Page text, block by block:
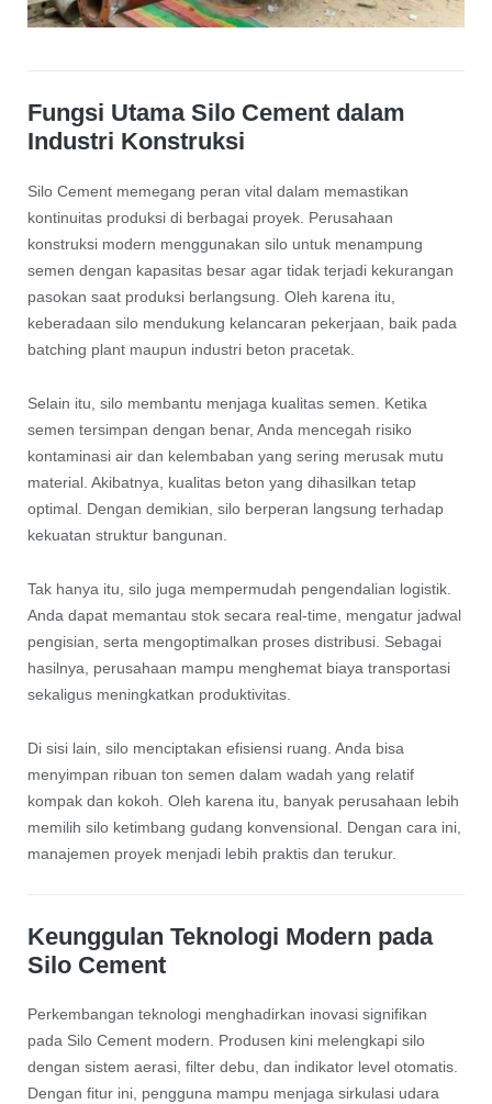
Fungsi Utama Silo Cement dalam
Industri Konstruksi
Silo Cement memegang peran vital dalam memastikan
kontinuitas produksi di berbagai proyek. Perusahaan
konstruksi modern menggunakan silo untuk menampung
semen dengan kapasitas besar agar tidak terjadi kekurangan
pasokan saat produksi berlangsung. Oleh karena itu,
keberadaan silo mendukung kelancaran pekerjaan, baik pada
batching plant maupun industri beton pracetak.
Selain itu, silo membantu menjaga kualitas semen. Ketika
semen tersimpan dengan benar, Anda mencegah risiko
kontaminasi air dan kelembaban yang sering merusak mutu
material. Akibatnya, kualitas beton yang dihasilkan tetap
optimal. Dengan demikian, silo berperan langsung terhadap
kekuatan struktur bangunan.
Tak hanya itu, silo juga mempermudah pengendalian logistik.
Anda dapat memantau stok secara real-time, mengatur jadwal
pengisian, serta mengoptimalkan proses distribusi. Sebagai
hasilnya, perusahaan mampu menghemat biaya transportasi
sekaligus meningkatkan produktivitas.
Di sisi lain, silo menciptakan efisiensi ruang. Anda bisa
menyimpan ribuan ton semen dalam wadah yang relatif
kompak dan kokoh. Oleh karena itu, banyak perusahaan lebih
memilih silo ketimbang gudang konvensional. Dengan cara ini,
manajemen proyek menjadi lebih praktis dan terukur.
Keunggulan Teknologi Modern pada
Silo Cement
Perkembangan teknologi menghadirkan inovasi signifikan
pada Silo Cement modern. Produsen kini melengkapi silo
dengan sistem aerasi, filter debu, dan indikator level otomatis.
Dengan fitur ini, pengguna mampu menjaga sirkulasi udara